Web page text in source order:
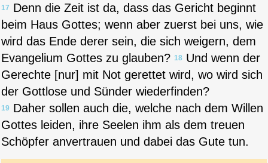
17 Denn die Zeit ist da, dass das Gericht beginnt
beim Haus Gottes; wenn aber zuerst bei uns, wie
wird das Ende derer sein, die sich weigern, dem
Evangelium Gottes zu glauben? 18 Und wenn der
Gerechte [nur] mit Not gerettet wird, wo wird sich
der Gottlose und Sünder wiederfinden?
19 Daher sollen auch die, welche nach dem Willen
Gottes leiden, ihre Seelen ihm als dem treuen
Schöpfer anvertrauen und dabei das Gute tun.